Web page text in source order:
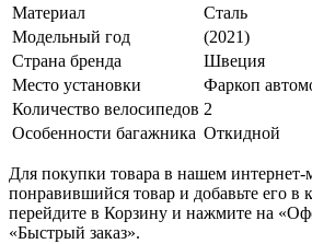
Материал
Сталь
Модельный год
(2021)
Страна бренда
Швеция
Место установки
Фаркоп
Количество велосипедов 2
Особенности багажника Откидной
Для покупки товара в нашем интернет-
понравившийся товар и добавьте его в
перейдите в Корзину и нажмите на
«Быстрый заказ».